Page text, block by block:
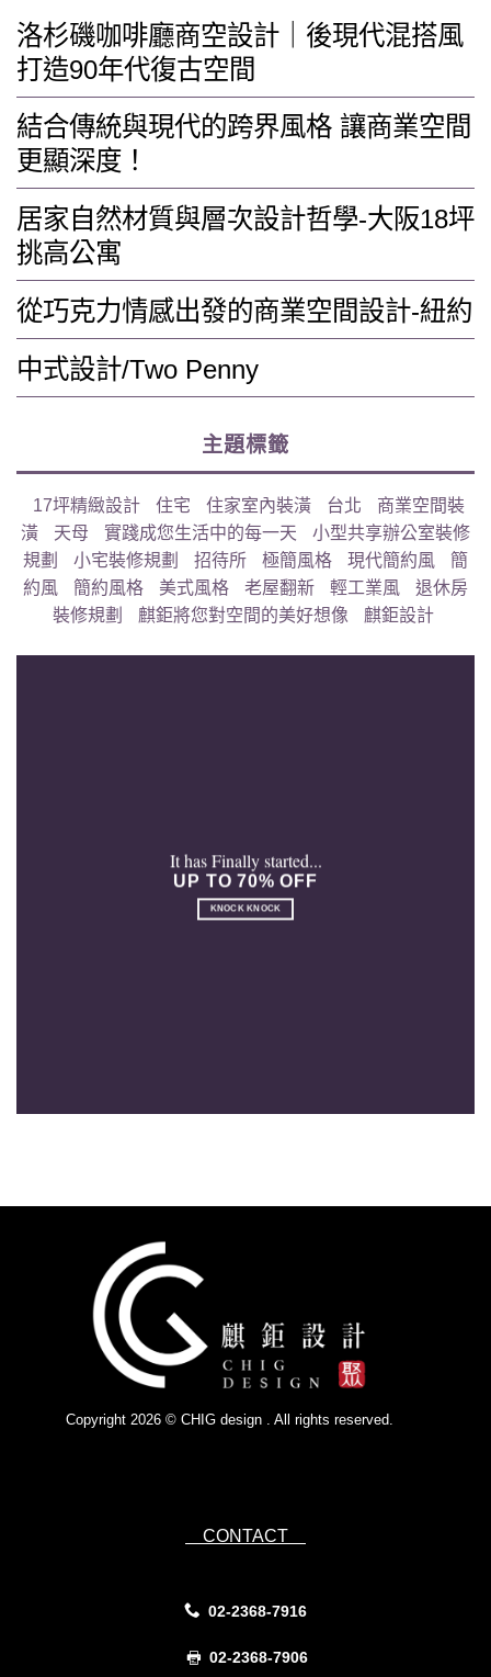
洛杉磯咖啡廳商空設計｜後現代混搭風
打造90年代復古空間
結合傳統與現代的跨界風格 讓商業空間
更顯深度！
居家自然材質與層次設計哲學-大阪18坪
挑高公寓
從巧克力情感出發的商業空間設計-紐約
中式設計/Two Penny
主題標籤
17坪精緻設計 住宅 住家室內裝潢 台北
商業空間裝
潢
天母 實踐成您生活中的每一天
小型共享辦公室裝修
規劃
小宅裝修規劃 招待所 極簡風格 現代簡約風
簡
約風
簡約風格 美式風格 老屋翻新 輕工業風
退休房
裝修規劃
麒鉅將您對空間的美好想像 麒鉅設計
It has Finally started...
UP TO 70% OFF
KNOCK KNOCK
Copyright 2026 © CHIG design . All rights reserved.
CONTACT
02-2368-7916
02-2368-7906